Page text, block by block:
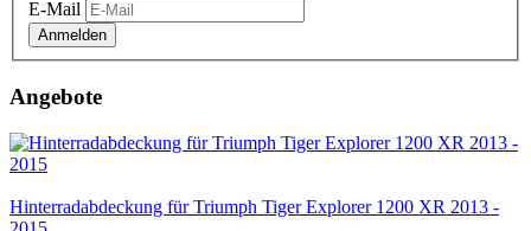
E-Mail
Anmelden
Angebote
Hinterradabdeckung für Triumph Tiger Explorer 1200 XR 2013 -